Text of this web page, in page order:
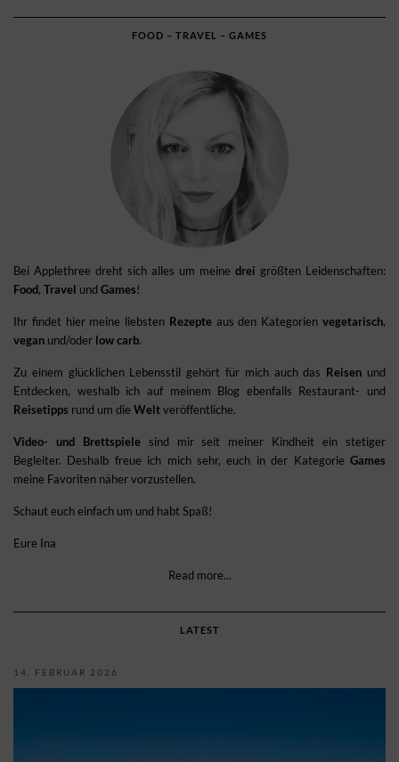
FOOD – TRAVEL – GAMES
Bei Applethree dreht sich alles um meine drei größten Leidenschaften:
Food, Travel und Games!
Ihr findet hier meine liebsten Rezepteaus den Kategorienvegetarisch,
vegan und/oder low carb.
Zu einem glücklichen Lebensstil gehört für mich auch das Reisen und
Entdecken, weshalb ich auf meinem Blog ebenfalls Restaurant- und
Reisetipps rund um die Weltveröffentliche.
Video- und Brettspielesind mir seit meiner Kindheit ein stetiger
Begleiter. Deshalb freue ich mich sehr, euch in der Kategorie Games
meine Favoriten näher vorzustellen.
Schaut euch einfach um und habt Spaß!
Eure Ina
Read more...
LATEST
14. FEBRUAR 2026